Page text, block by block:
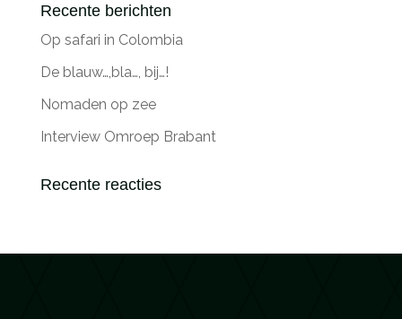
Recente berichten
Op safari in Colombia
De blauw…,bla…, bij…!
Nomaden op zee
Interview Omroep Brabant
Recente reacties